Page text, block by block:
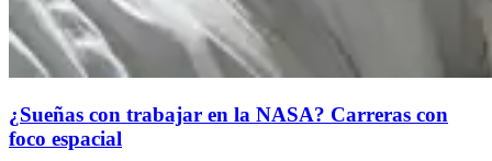
¿Sueñas con trabajar en la NASA? Carreras con
foco espacial